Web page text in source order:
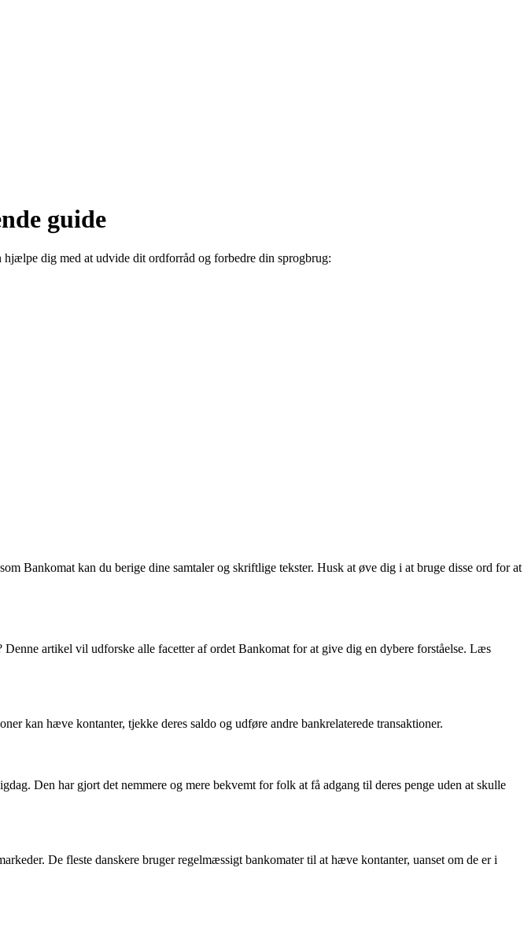
guide
dig med at udvide dit ordforråd og forbedre din sprogbrug:
Bankomat kan du berige dine samtaler og skriftlige tekster. Husk at øve dig i at bruge disse ord for at
artikel vil udforske alle facetter af ordet Bankomat for at give dig en dybere forståelse. Læs
kan hæve kontanter, tjekke deres saldo og udføre andre bankrelaterede transaktioner.
Den har gjort det nemmere og mere bekvemt for folk at få adgang til deres penge uden at skulle
De fleste danskere bruger regelmæssigt bankomater til at hæve kontanter, uanset om de er i